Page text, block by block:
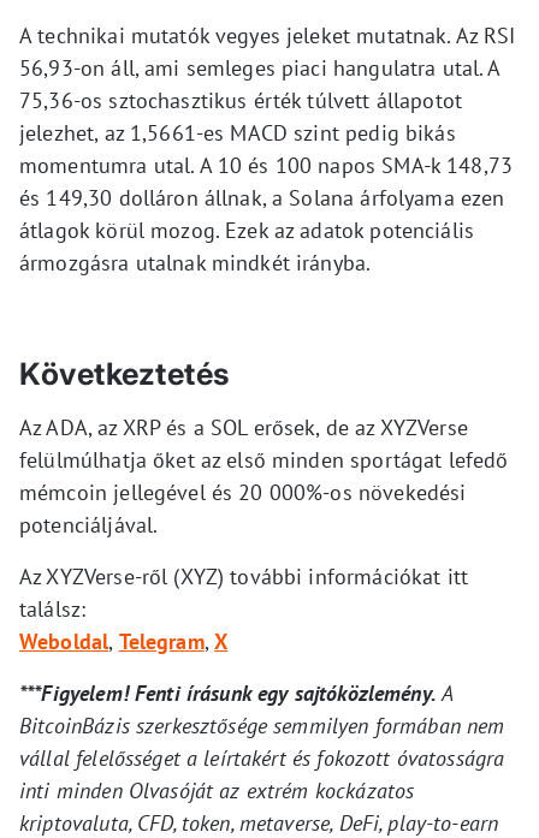
A technikai mutatók vegyes jeleket mutatnak. Az RSI
56,93-on áll, ami semleges piaci hangulatra utal. A
75,36-os sztochasztikus érték túlvett állapotot
jelezhet, az 1,5661-es MACD szint pedig bikás
momentumra utal. A 10 és 100 napos SMA-k 148,73
és 149,30 dolláron állnak, a Solana árfolyama ezen
átlagok körül mozog. Ezek az adatok potenciális
ármozgásra utalnak mindkét irányba.
Következtetés
Az ADA, az XRP és a SOL erősek, de az XYZVerse
felülmúlhatja őket az első minden sportágat lefedő
mémcoin jellegével és 20 000%-os növekedési
potenciáljával.
Az XYZVerse-ről (XYZ) további információkat itt
találsz:
Weboldal, Telegram,X
***Figyelem! Fenti írásunk egy sajtóközlemény.A
BitcoinBázis szerkesztősége semmilyen formában nem
vállal felelősséget a leírtakért és fokozott óvatosságra
inti minden Olvasóját az extrém kockázatos
kriptovaluta, CFD, token, metaverse, DeFi, play-to-earn